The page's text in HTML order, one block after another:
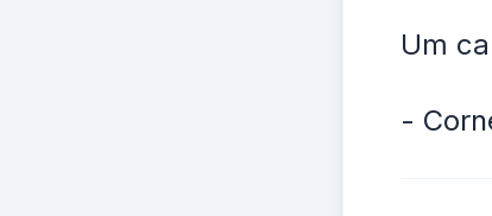
Um
-